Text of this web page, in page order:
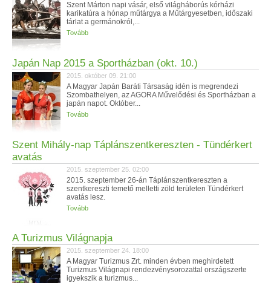
Szent Márton napi vásár, első világháborús kórházi
karikatúra a hónap műtárgya a Műtárgyesetben, időszaki
tárlat a germánokról,...
Tovább
Japán Nap 2015 a Sportházban (okt. 10.)
2015. október 09. 21:00
A Magyar Japán Baráti Társaság idén is megrendezi
Szombathelyen, az AGORA Művelődési és Sportházban a
japán napot. Október...
Tovább
Szent Mihály-nap Táplánszentkereszten - Tündérkert
avatás
2015. szeptember 25. 02:00
2015. szeptember 26-án Táplánszentkereszten a
szentkereszti temető melletti zöld területen Tündérkert
avatás lesz.
Tovább
A Turizmus Világnapja
2015. szeptember 24. 18:00
A Magyar Turizmus Zrt. minden évben meghirdetett
Turizmus Világnapi rendezvénysorozattal országszerte
igyekszik a turizmus...